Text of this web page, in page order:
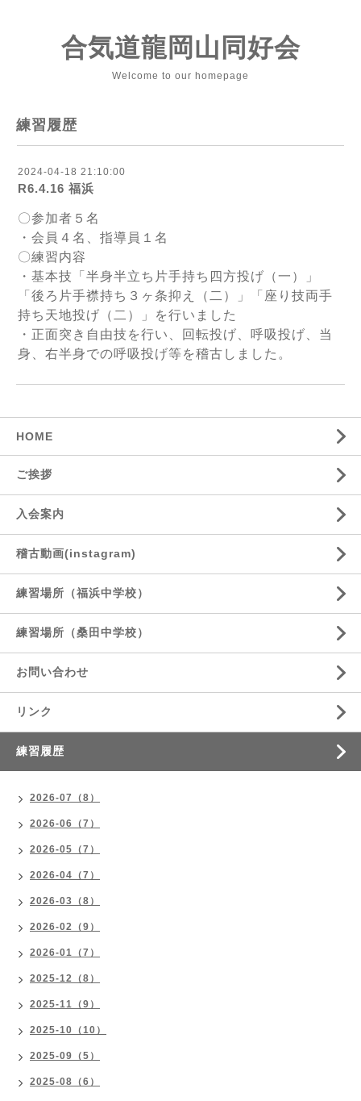
合気道龍岡山同好会
Welcome to our homepage
練習履歴
2024-04-18 21:10:00
R6.4.16 福浜
〇参加者５名
・会員４名、指導員１名
〇練習内容
・基本技「半身半立ち片手持ち四方投げ（一）」
「後ろ片手襟持ち３ヶ条抑え（二）」「座り技両手
持ち天地投げ（二）」を行いました
・正面突き自由技を行い、回転投げ、呼吸投げ、当
身、右半身での呼吸投げ等を稽古しました。
HOME
ご挨拶
入会案内
稽古動画(instagram)
練習場所（福浜中学校）
練習場所（桑田中学校）
お問い合わせ
リンク
練習履歴
2026-07（8）
2026-06（7）
2026-05（7）
2026-04（7）
2026-03（8）
2026-02（9）
2026-01（7）
2025-12（8）
2025-11（9）
2025-10（10）
2025-09（5）
2025-08（6）